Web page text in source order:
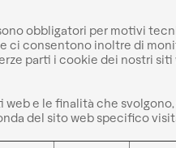
obbligatori per motivi
ci consentono inoltre di
parti i cookie dei nostri
e le finalità che
del sito web specifico